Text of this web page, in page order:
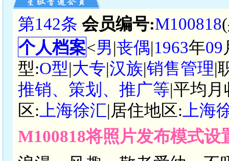
第142条 会员编号:M100818
个人档案<男|丧偶|1963年09
型:O型|大专|汉族|销售管理|
推销、策划、推广等|平均月
区: 上海徐汇|居住地区: 上海
M100818将照片发布模式